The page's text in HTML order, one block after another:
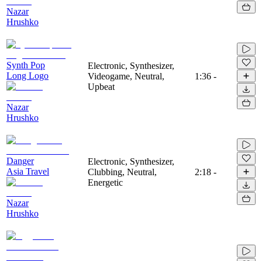
Nazar
Hrushko
Synth Pop
Long Logo
Nazar
Hrushko
Electronic, Synthesizer,
Videogame, Neutral,
Upbeat
1:36 -
Danger
Asia Travel
Nazar
Hrushko
Electronic, Synthesizer,
Clubbing, Neutral,
Energetic
2:18 -